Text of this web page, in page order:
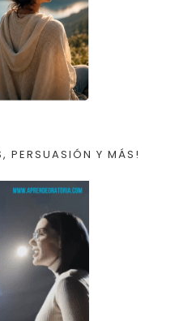
PERSUASIÓN Y MÁS!